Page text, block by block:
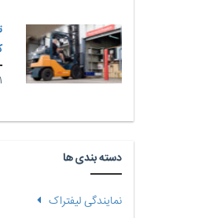
دسته بندی ها
نمایندگی لیفتراک